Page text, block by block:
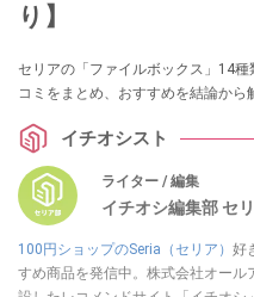
り】
セリアの「ファイルボックス」14
コミをまとめ、おすすめを結論から
イチオシスト
ライター / 編集
イチオシ編集部 セ
100円ショップのSeria（セリア） 好
すめ商品を発信中。株式会社オー